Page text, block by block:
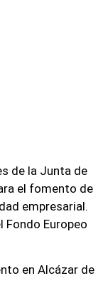
de la Junta de
el fomento de
empresarial.
Fondo Europeo
en Alcázar de